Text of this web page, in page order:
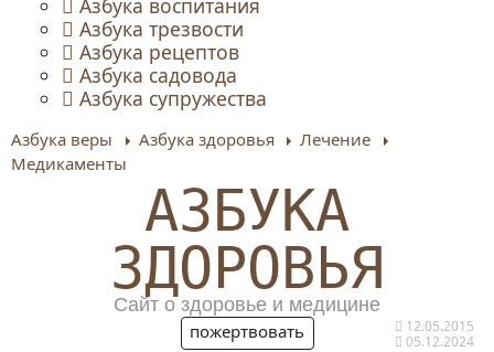
Азбука воспитания
Азбука трезвости
Азбука рецептов
Азбука садовода
Азбука супружества
Азбука веры Азбука здоровья
Лечение
Медикаменты
АЗБУКА
ЗДОРОВЬЯ
Сайт о здоровье и медицине
пожертвовать
12.05.2015
05.12.2024